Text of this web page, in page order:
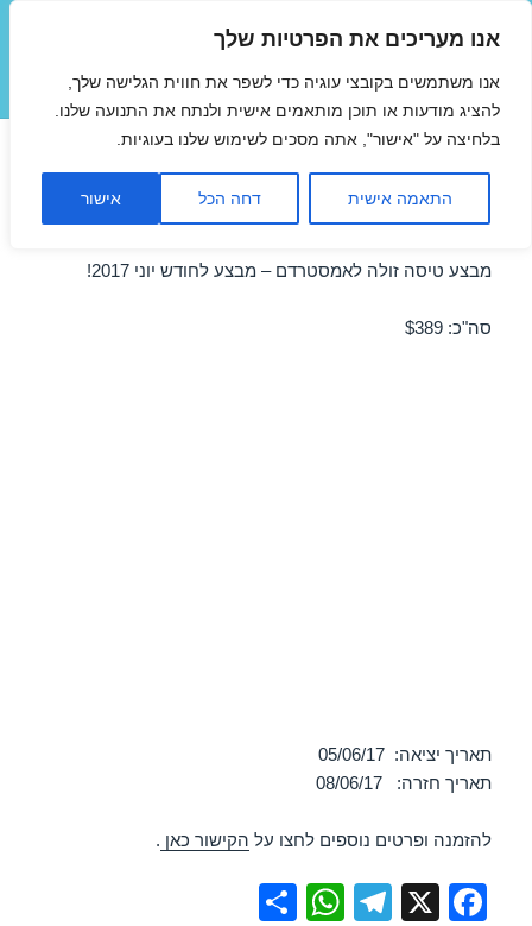
אנו מעריכים את הפרטיות שלך
אנו משתמשים בקובצי עוגיה כדי לשפר את חווית הגלישה שלך,
להציג מודעות או תוכן מותאמים אישית ולנתח את התנועה שלנו.
בלחיצה על "אישור", אתה מסכים לשימוש שלנו בעוגיות.
התאמה אישית דחה הכל אישור
תפריטים
ווידג'טים
טיסות לאמסטרדם ביוני ברגע
האחרון 05/06/2017
מבצע טיסה זולה לאמסטרדם – מבצע לחודש יוני 2017!
סה"כ: $389
תאריך יציאה: 05/06/17
תאריך חזרה: 08/06/17
להזמנה ופרטים נוספים לחצו על הקישור כאן .
F
X
T
W